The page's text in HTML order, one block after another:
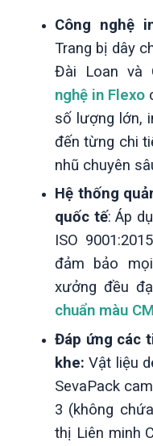
Công nghệ
Trang bị dây
Đài Loan và
nghệ in Flexo
số lượng lớn,
đến từng chi
nhũ chuyên
Hệ thống
quốc tế: Áp
ISO
đảm bảo
xưởng đều
chuẩn màu
Đáp ứng các
khe:Vật liệu
SevaPack
3 (không
thị Liên minh